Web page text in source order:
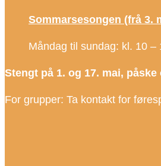
Sommarsesongen (frå 3.
Måndag til sundag: kl. 10 –
Stengt på 1. og 17. mai,
For grupper: Ta kontakt for